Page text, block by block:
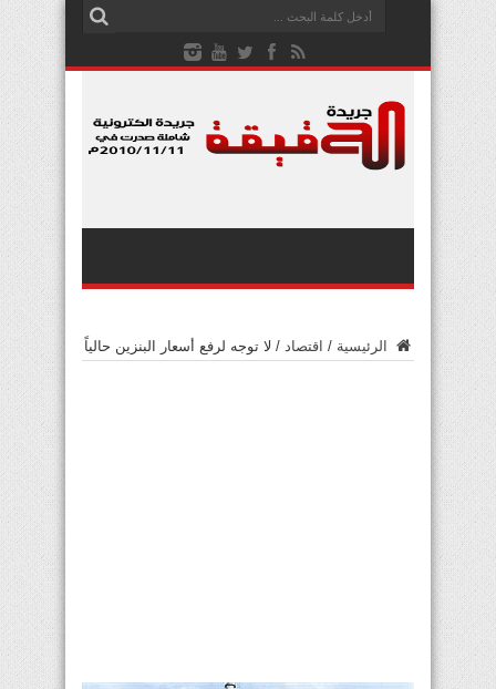
الرئيسية / اقتصاد / لا توجه لرفع أسعار البنزين حالياً